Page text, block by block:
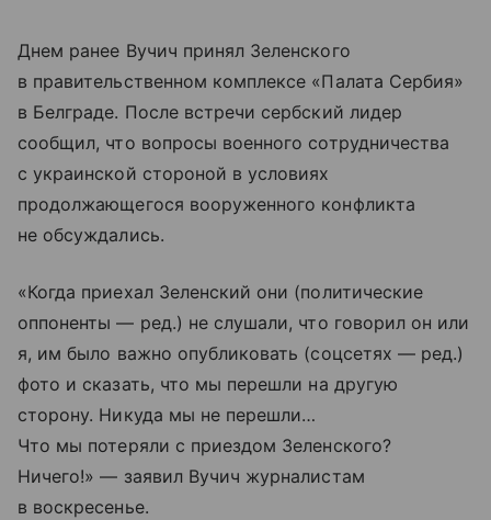
Днем ранее Вучич принял Зеленского
в правительственном комплексе «Палата Сербия»
в Белграде. После встречи сербский лидер
сообщил, что вопросы военного сотрудничества
с украинской стороной в условиях
продолжающегося вооруженного конфликта
не обсуждались.
«Когда приехал Зеленский они (политические
оппоненты — ред.) не слушали, что говорил он или
я, им было важно опубликовать (соцсетях — ред.)
фото и сказать, что мы перешли на другую
сторону. Никуда мы не перешли…
Что мы потеряли с приездом Зеленского?
Ничего!» — заявил Вучич журналистам
в воскресенье.